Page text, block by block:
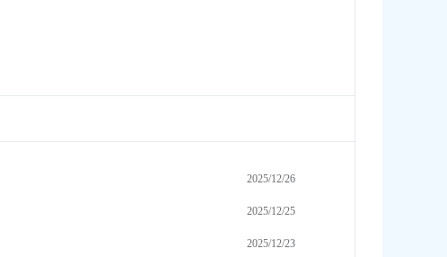
2025/12/26
2025/12/25
2025/12/23